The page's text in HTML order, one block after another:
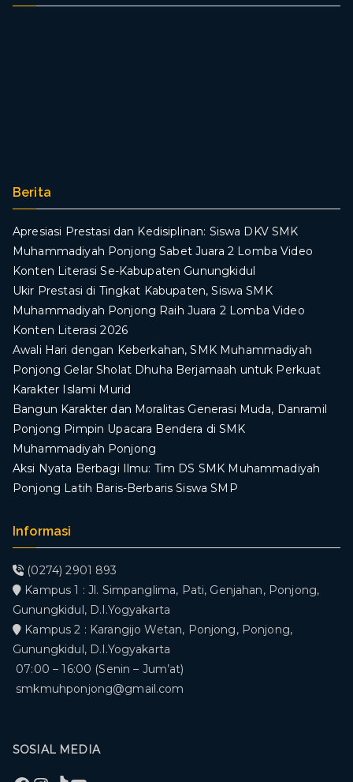
Berita
Apresiasi Prestasi dan Kedisiplinan: Siswa DKV SMK
Muhammadiyah Ponjong Sabet Juara 2 Lomba Video
Konten Literasi Se-Kabupaten Gunungkidul
Ukir Prestasi di Tingkat Kabupaten, Siswa SMK
Muhammadiyah Ponjong Raih Juara 2 Lomba Video
Konten Literasi 2026
Awali Hari dengan Keberkahan, SMK Muhammadiyah
Ponjong Gelar Sholat Dhuha Berjamaah untuk Perkuat
Karakter Islami Murid
Bangun Karakter dan Moralitas Generasi Muda, Danramil
Ponjong Pimpin Upacara Bendera di SMK
Muhammadiyah Ponjong
​Aksi Nyata Berbagi Ilmu: Tim DS SMK Muhammadiyah
Ponjong Latih Baris-Berbaris Siswa SMP
Informasi
(0274) 2901 893
Kampus 1 : Jl. Simpanglima, Pati, Genjahan, Ponjong,
Gunungkidul, D.I.Yogyakarta
Kampus 2 : Karangijo Wetan, Ponjong, Ponjong,
Gunungkidul, D.I.Yogyakarta
07:00 – 16:00 (Senin – Jum’at)
smkmuhponjong@gmail.com
SOSIAL MEDIA